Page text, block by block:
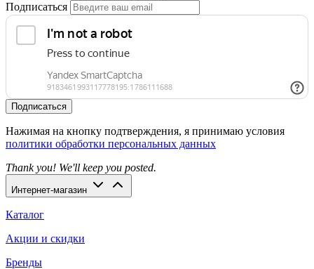
Подписаться
Подписаться
Нажимая на кнопку подтверждения, я принимаю условия
политики обработки персональных данных
Thank you! We'll keep you posted.
Интернет-магазин
Каталог
Акции и скидки
Бренды